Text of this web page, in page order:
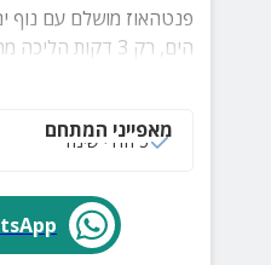
פנטהאוז מושלם עם נוף
הים, רק 3 דקות
דתיות משפחות
פרטי, אזור מנגל, כסאות
מאפייני המתחם
5 חדרי שינה